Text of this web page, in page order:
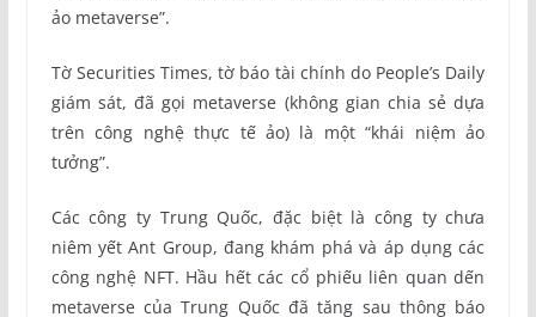
ảo metaverse”.
Tờ Securities Times, tờ báo tài chính do People’s Daily
giám sát, đã gọi metaverse (không gian chia sẻ dựa
trên công nghệ thực tế ảo) là một “khái niệm ảo
tưởng”.
Các công ty Trung Quốc, đặc biệt là công ty chưa
niêm yết Ant Group, đang khám phá và áp dụng các
công nghệ NFT. Hầu hết các cổ phiếu liên quan dến
metaverse của Trung Quốc đã tăng sau thông báo